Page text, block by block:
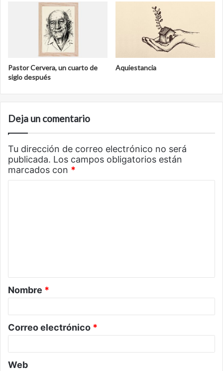
Pastor Cervera, un cuarto de
siglo después
Aquiestancia
Deja un comentario
Tu dirección de correo electrónico no será
publicada. Los campos obligatorios están
marcados con *
a
r
o
*
Nombre *
Correo electrónico *
Web